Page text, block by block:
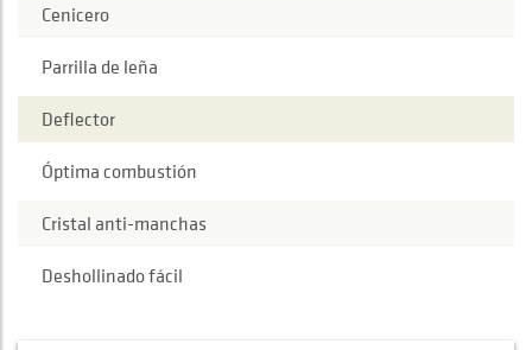
Cenicero
Parrilla de leña
Deflector
Óptima combustión
Cristal anti-manchas
Deshollinado fácil